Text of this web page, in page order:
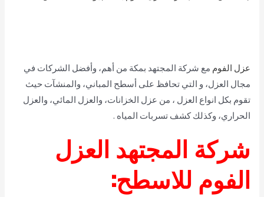
عزل الفوم مع شركة المجتهد بمكة من أهم، وأفضل الشركات في
مجال العزل، و التي تحافظ على أسطح المباني، والمنشآت حيث
تقوم بكل انواع العزل ، من عزل الخزانات، والعزل المائي، والعزل
الحراري، وكذلك كشف تسربات المياه .
شركة المجتهد العزل
الفوم للاسطح: